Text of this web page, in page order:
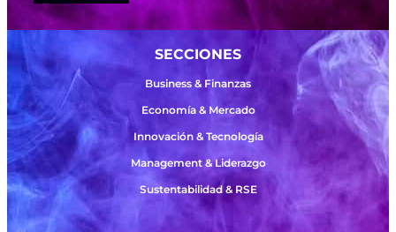
SECCIONES
Business & Finanzas
Economía & Mercado
Innovación & Tecnología
Management & Liderazgo
Sustentabilidad & RSE